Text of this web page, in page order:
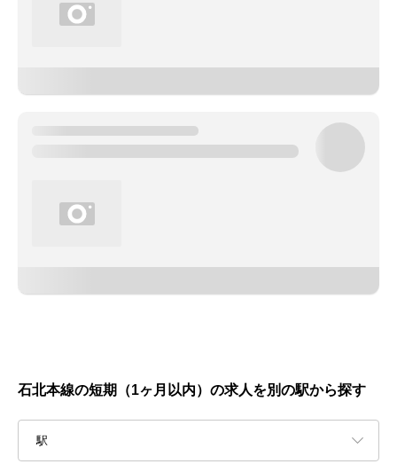
石北本線の短期（1ヶ月以内）の求人を別の駅から探す
駅